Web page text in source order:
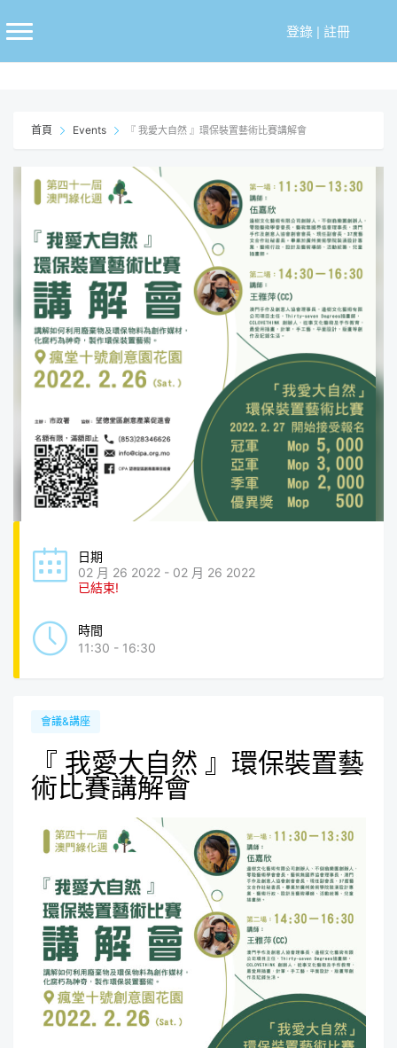
至
登錄| 註冊
首頁 Events 『 我愛大自然 』環保裝置藝術比賽講解會
日期
02 月 26 2022 - 02 月 26 2022
已結束!
時間
11:30 - 16:30
會議&講座
『 我愛大自然 』環保裝置藝
術比賽講解會